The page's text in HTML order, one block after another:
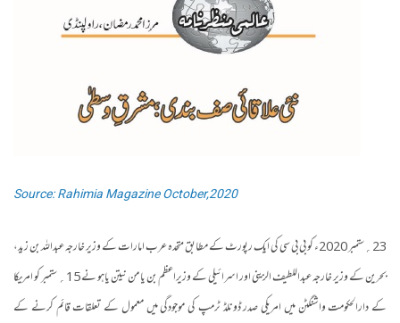
Source: Rahimia Magazine October,2020
23؍ستمبر 2020ء کو بی بی سی کی ایک رپورٹ کے مطابق متحدہ عرب امارات کے وزیر خارجہ عبداللہ بن زید،
بحرین کے وزیر خارجہ عبداللطیف الزینی اور اسرائیلی کے وزیراعظم بن یا من نیتن یاہو نے 15؍ ستمبر کو امریکا
کے دارالحکومت واشنگٹن میں امریکی صدر ڈونلڈ ٹرمپ کی موجودگی میں معمول کے تعلقات قائم کرنے کے